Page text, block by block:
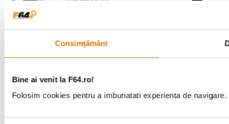
Consimțământ
Bine ai venit la F64.ro!
Folosim cookies pentru a imbunatati experienta de